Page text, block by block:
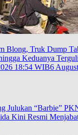
Blong, Truk Dump
Keduanya
18:54 WIB6
Julukan “Barbie”
Kini Resmi